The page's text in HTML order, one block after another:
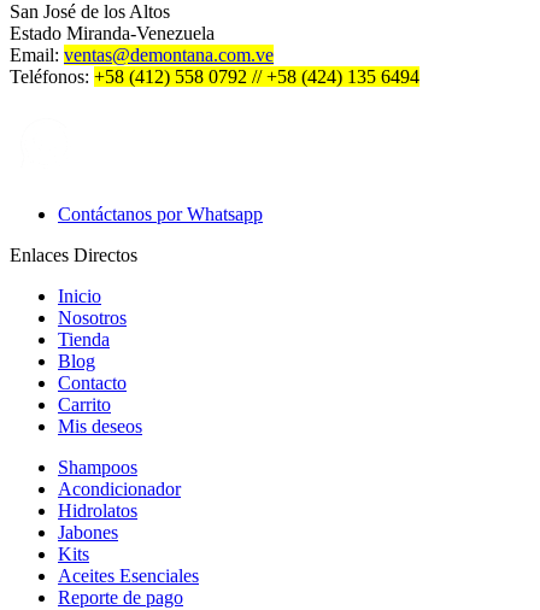
San José de los Altos
Estado Miranda-Venezuela
Email: ventas@demontana.com.ve
Teléfonos: +58 (412) 558 0792 // +58 (424) 135 6494
Contáctanos por Whatsapp
Enlaces Directos
Inicio
Nosotros
Tienda
Blog
Contacto
Carrito
Mis deseos
Shampoos
Acondicionador
Hidrolatos
Jabones
Kits
Aceites Esenciales
Reporte de pago